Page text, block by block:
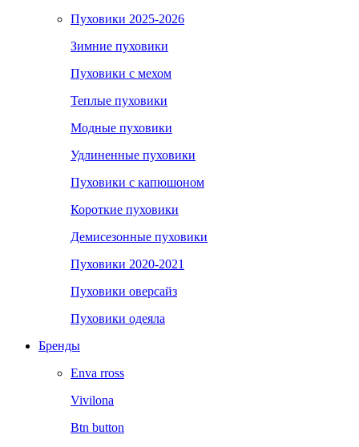
Пуховики 2025-2026
Зимние пуховики
Пуховики с мехом
Теплые пуховики
Модные пуховики
Удлиненные пуховики
Пуховики с капюшоном
Короткие пуховики
Демисезонные пуховики
Пуховики 2020-2021
Пуховики оверсайз
Пуховики одеяла
Бренды
Enva rross
Vivilona
Btn button